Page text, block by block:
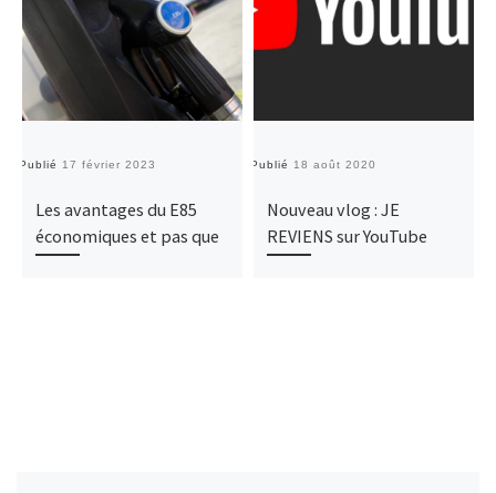
Publié 17 février 2023
Les avantages du E85
économiques et pas que
Publié 18 août 2020
Nouveau vlog : JE
REVIENS sur YouTube